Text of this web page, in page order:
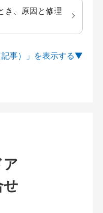
き、原因と修理
事）」を
せ